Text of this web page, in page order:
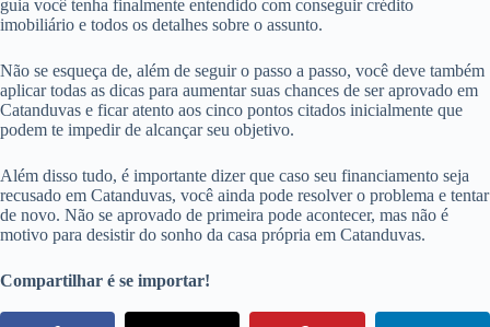
guia você tenha finalmente entendido com conseguir crédito
imobiliário e todos os detalhes sobre o assunto.
Não se esqueça de, além de seguir o passo a passo, você deve também
aplicar todas as dicas para aumentar suas chances de ser aprovado em
Catanduvas e ficar atento aos cinco pontos citados inicialmente que
podem te impedir de alcançar seu objetivo.
Além disso tudo, é importante dizer que caso seu financiamento seja
recusado em Catanduvas, você ainda pode resolver o problema e tentar
de novo. Não se aprovado de primeira pode acontecer, mas não é
motivo para desistir do sonho da casa própria em Catanduvas.
Compartilhar é se importar!